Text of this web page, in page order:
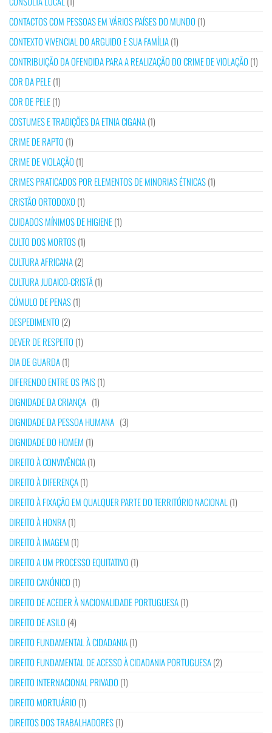
CONTACTOS COM PESSOAS EM VÁRIOS PAÍSES DO MUNDO (1)
CONTEXTO VIVENCIAL DO ARGUIDO E SUA FAMÍLIA(1)
CONTRIBUIÇÃO DA OFENDIDA PARA A REALIZAÇÃO DO CRIME DE VIOLAÇÃO (1)
COR DA PELE(1)
COR DE PELE(1)
COSTUMES E TRADIÇÕES DA ETNIA CIGANA(1)
CRIME DE RAPTO (1)
CRIME DE VIOLAÇÃO (1)
CRIMES PRATICADOS POR ELEMENTOS DE MINORIAS ÉTNICAS(1)
CRISTÃO ORTODOXO (1)
CUIDADOS MÍNIMOS DE HIGIENE(1)
CULTO DOS MORTOS(1)
CULTURA AFRICANA(2)
CULTURA JUDAICO-CRISTÃ(1)
CÚMULO DE PENAS(1)
DESPEDIMENTO (2)
DEVER DE RESPEITO (1)
DIA DE GUARDA(1)
DIFERENDO ENTRE OS PAIS(1)
DIGNIDADE DA CRIANÇA (1)
DIGNIDADE DA PESSOA HUMANA (3)
DIGNIDADE DO HOMEM (1)
DIREITO À CONVIVÊNCIA(1)
DIREITO À DIFERENÇA(1)
DIREITO À FIXAÇÃO EM QUALQUER PARTE DO TERRITÓRIO NACIONAL (1)
DIREITO À HONRA(1)
DIREITO À IMAGEM (1)
DIREITO A UM PROCESSO EQUITATIVO (1)
DIREITO CANÓNICO (1)
DIREITO DE ACEDER À NACIONALIDADE PORTUGUESA(1)
DIREITO DE ASILO (4)
DIREITO FUNDAMENTAL À CIDADANIA(1)
DIREITO FUNDAMENTAL DE ACESSO À CIDADANIA PORTUGUESA(2)
DIREITO INTERNACIONAL PRIVADO (1)
DIREITO MORTUÁRIO (1)
DIREITOS DOS TRABALHADORES(1)